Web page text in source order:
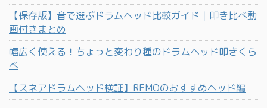
【保存版】音で選ぶドラムヘッド比較ガイド｜叩き比べ動
画付きまとめ
幅広く使える！ちょっと変わり種のドラムヘッド叩きくら
べ
【スネアドラムヘッド検証】REMOのおすすめヘッド編